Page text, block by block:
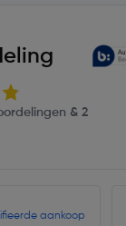
& 2
aankoop